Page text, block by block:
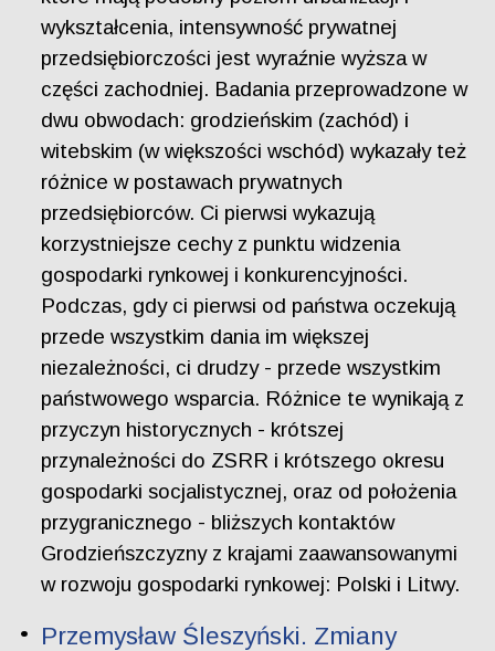
wykształcenia, intensywność prywatnej
przedsiębiorczości jest wyraźnie wyższa w
części zachodniej. Badania przeprowadzone w
dwu obwodach: grodzieńskim (zachód) i
witebskim (w większości wschód) wykazały też
różnice w postawach prywatnych
przedsiębiorców. Ci pierwsi wykazują
korzystniejsze cechy z punktu widzenia
gospodarki rynkowej i konkurencyjności.
Podczas, gdy ci pierwsi od państwa oczekują
przede wszystkim dania im większej
niezależności, ci drudzy - przede wszystkim
państwowego wsparcia. Różnice te wynikają z
przyczyn historycznych - krótszej
przynależności do ZSRR i krótszego okresu
gospodarki socjalistycznej, oraz od położenia
przygranicznego - bliższych kontaktów
Grodzieńszczyzny z krajami zaawansowanymi
w rozwoju gospodarki rynkowej: Polski i Litwy.
Przemysław Śleszyński. Zmiany